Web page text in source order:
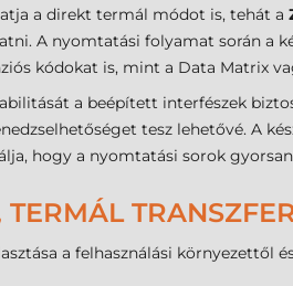
a direkt termál módot is, tehát a
A nyomtatási folyamat során a
kódokat is, mint a Data Matrix
a beépített interfészek
tesz lehetővé. A
hogy a nyomtatási sorok
a felhasználási környezettől